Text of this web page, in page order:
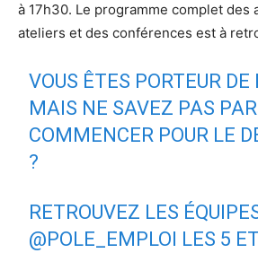
à 17h30. Le programme complet des
ateliers et des conférences est à
VOUS ÊTES PORTEUR
MAIS NE SAVEZ PAS PAR
COMMENCER POUR LE
?
RETROUVEZ LES
@POLE_EMPLOI LES 5